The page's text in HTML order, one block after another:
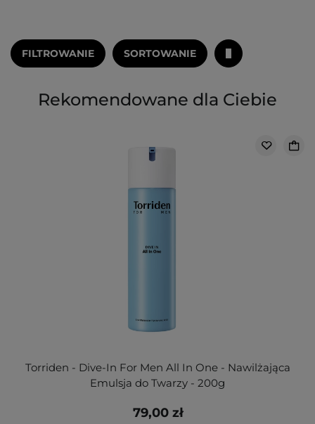
FILTROWANIE SORTOWANIE
Rekomendowane dla Ciebie
Torriden - Dive-In For Men All In One - Nawilżająca
Emulsja do Twarzy - 200g
79,00 zł